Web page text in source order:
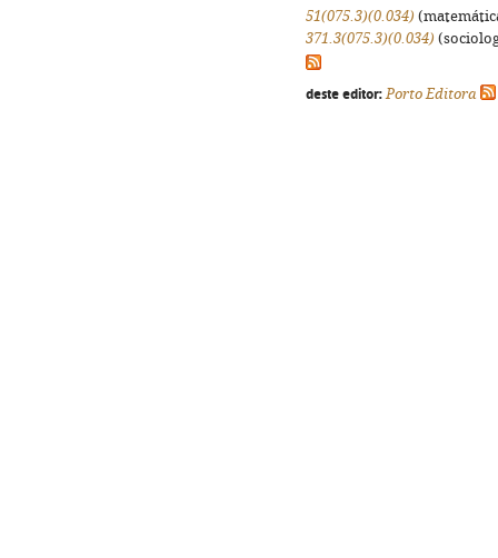
51(075.3)(0.034)
371.3(075.3)(0.034)
deste editor: Porto Editora